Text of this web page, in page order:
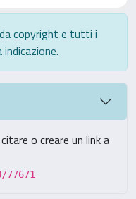
copyright e tutti i
o creare un link a